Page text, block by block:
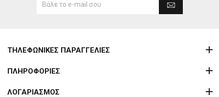
ΤΗΛΕΦΩΝΙΚΕΣ ΠΑΡΑΓΓΕΛΙΕΣ
ΠΛΗΡΟΦΟΡΙΕΣ
ΛΟΓΑΡΙΑΣΜΟΣ